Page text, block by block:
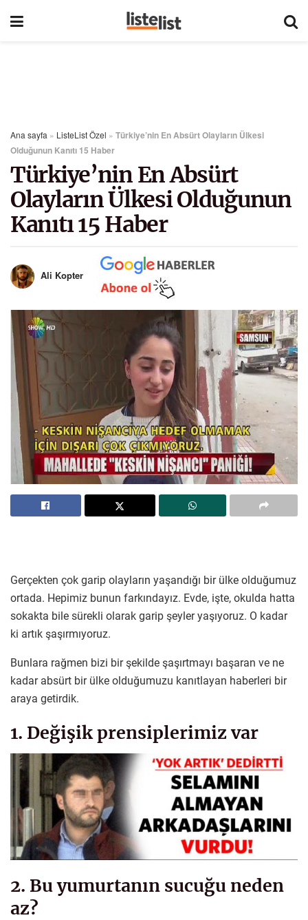
Ana sayfa » ListeList Özel » Türkiye’nin En Absürt Olayların Ülkesi
Olduğunun Kanıtı 15 Haber
Türkiye’nin En Absürt
Olayların Ülkesi Olduğunun
Kanıtı 15 Haber
Ali Kopter
Gerçekten çok garip olayların yaşandığı bir ülke olduğumuz
ortada. Hepimiz bunun farkındayız. Evde, işte, okulda hatta
sokakta bile sürekli olarak garip şeyler yaşıyoruz. O kadar
ki artık şaşırmıyoruz.
Bunlara rağmen bizi bir şekilde şaşırtmayı başaran ve ne
kadar absürt bir ülke olduğumuzu kanıtlayan haberleri bir
araya getirdik.
1. Değişik prensiplerimiz var
2. Bu yumurtanın sucuğu neden
az?